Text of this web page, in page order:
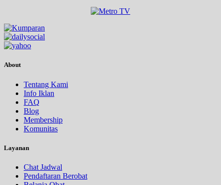
About
Tentang Kami
Info Iklan
FAQ
Blog
Membership
Komunitas
Layanan
Chat Jadwal
Pendaftaran Berobat